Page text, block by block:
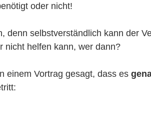
oder nicht!
denn selbstverständlich kann der
nicht helfen kann, wer dann?
einem Vortrag gesagt, dass es